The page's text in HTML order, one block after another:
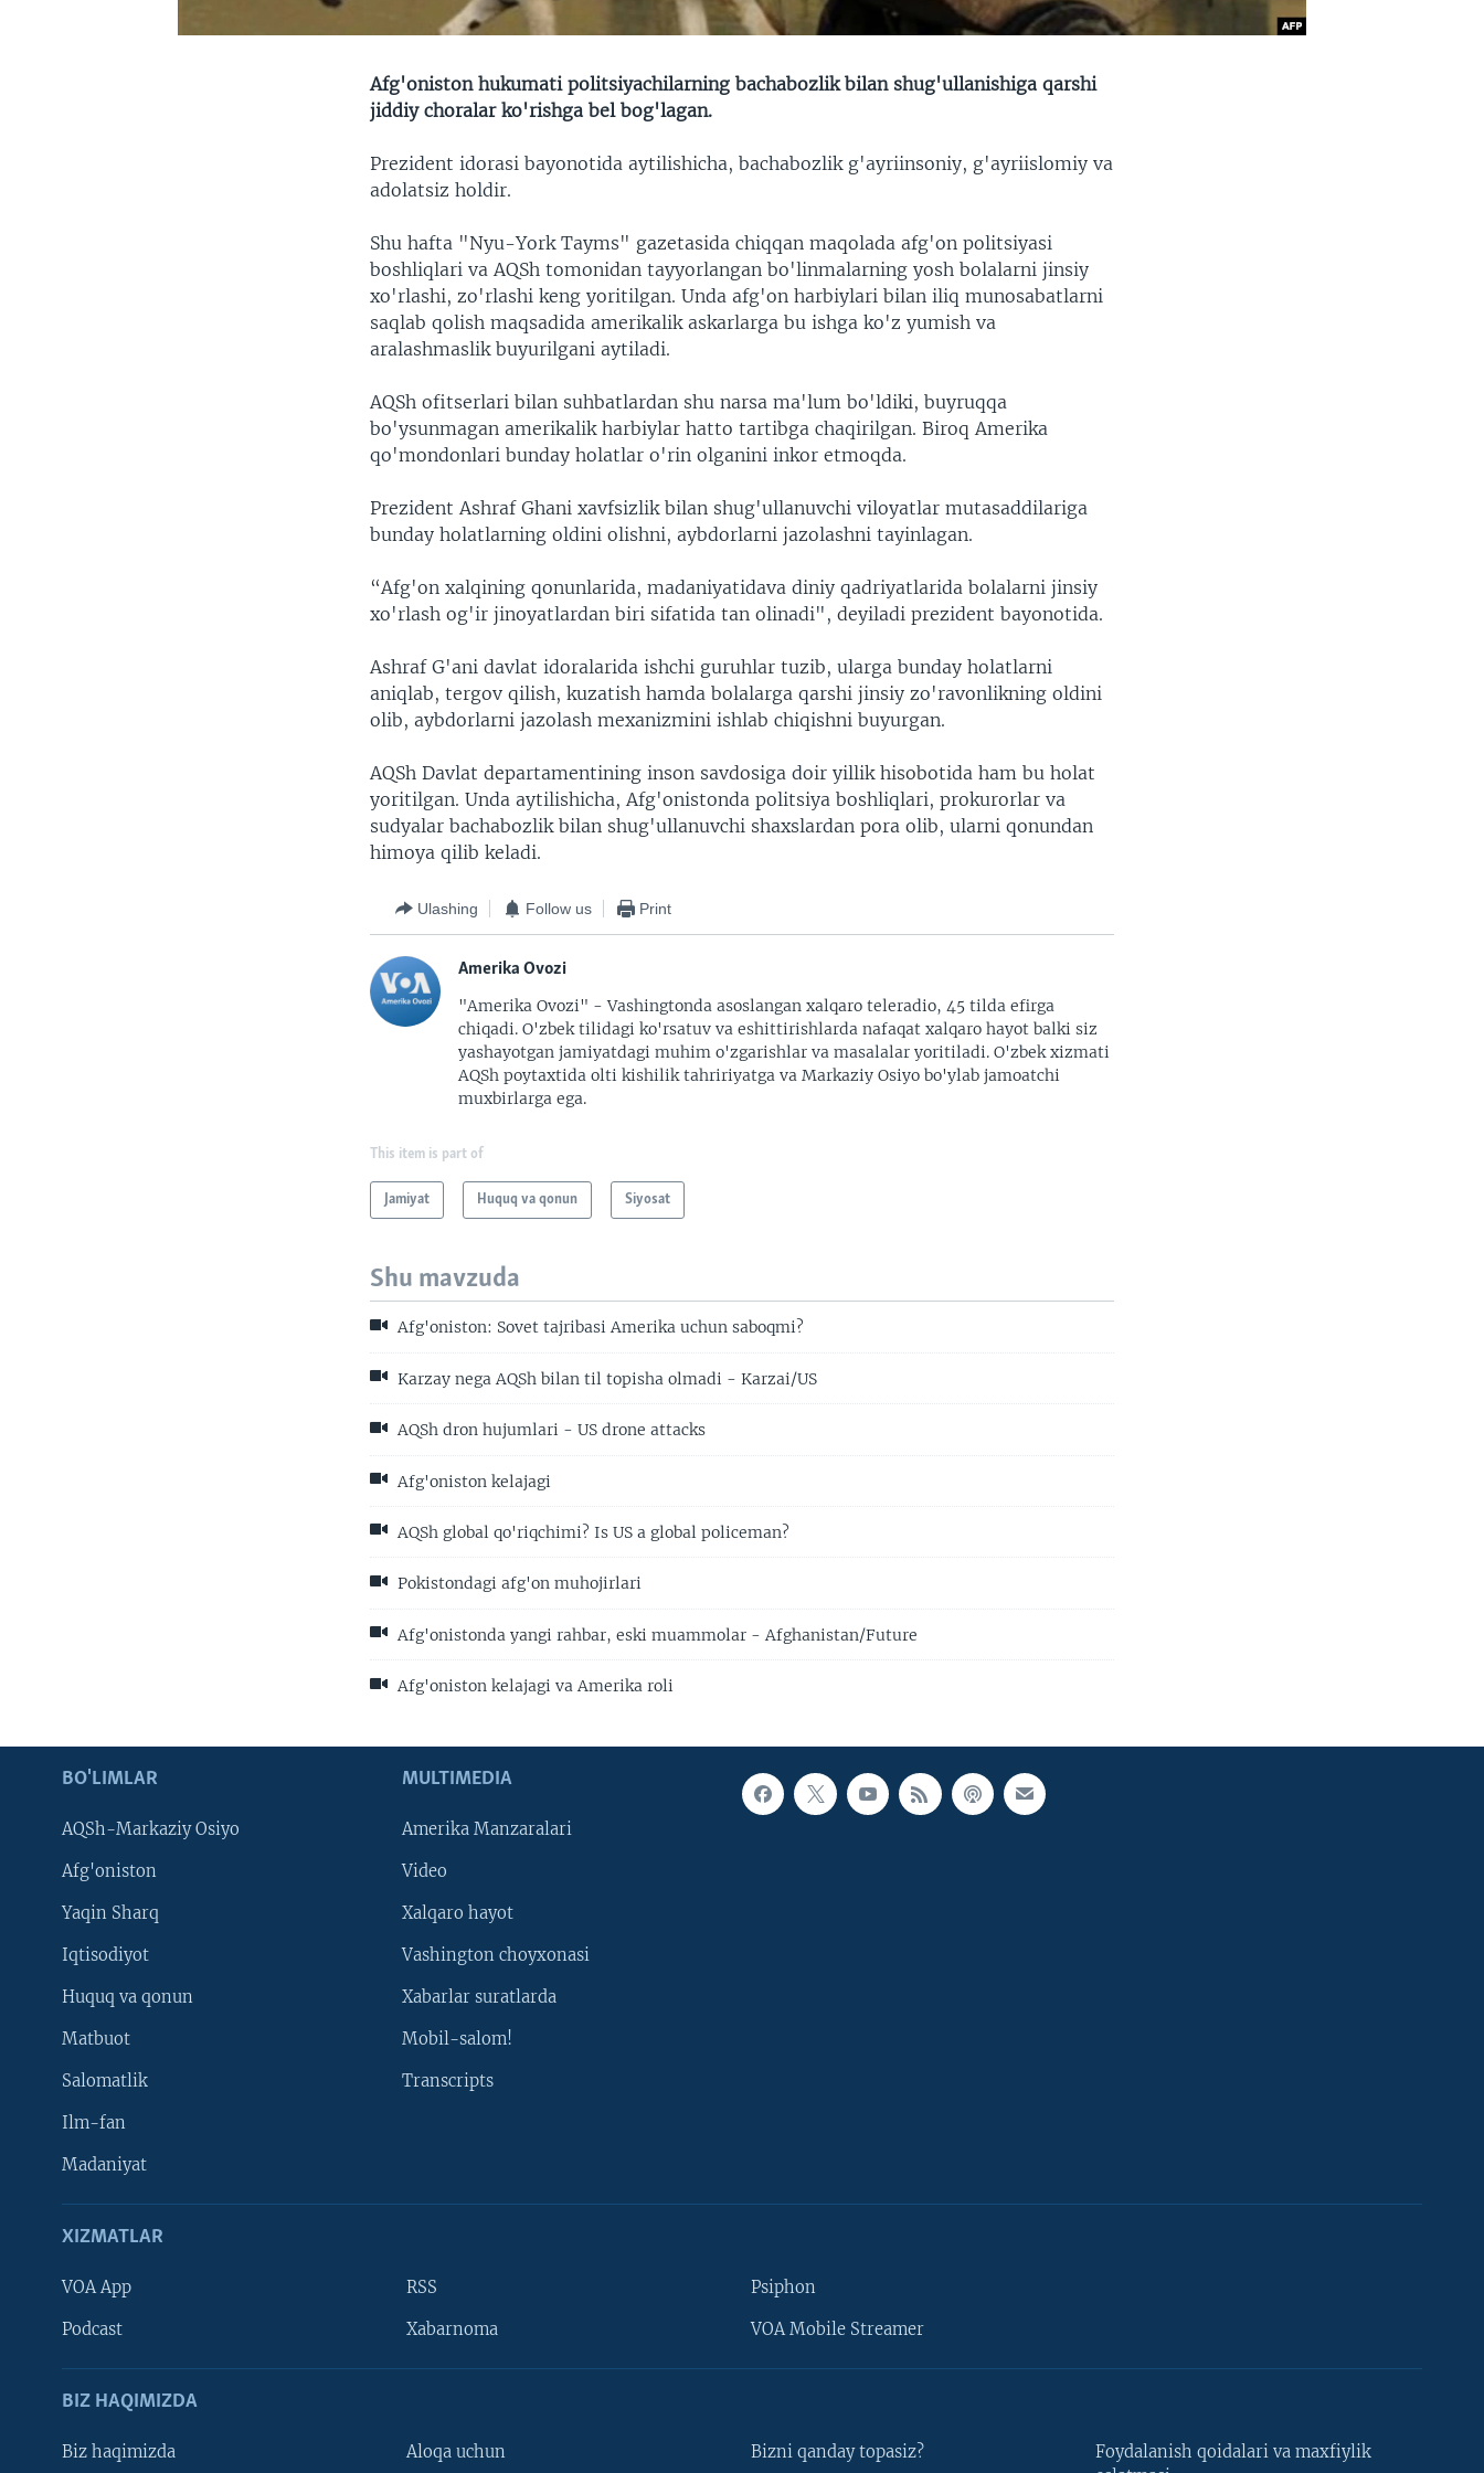
Afg'oniston hukumati politsiyachilarning bachabozlik bilan shug'ullanishiga qarshi
jiddiy choralar ko'rishga bel bog'lagan.
Prezident idorasi bayonotida aytilishicha, bachabozlik g'ayriinsoniy, g'ayriislomiy va
adolatsiz holdir.
Shu hafta "Nyu-York Tayms" gazetasida chiqqan maqolada afg'on politsiyasi
boshliqlari va AQSh tomonidan tayyorlangan bo'linmalarning yosh bolalarni jinsiy
xo'rlashi, zo'rlashi keng yoritilgan. Unda afg'on harbiylari bilan iliq munosabatlarni
saqlab qolish maqsadida amerikalik askarlarga bu ishga ko'z yumish va
aralashmaslik buyurilgani aytiladi.
AQSh ofitserlari bilan suhbatlardan shu narsa ma'lum bo'ldiki, buyruqqa
bo'ysunmagan amerikalik harbiylar hatto tartibga chaqirilgan. Biroq Amerika
qo'mondonlari bunday holatlar o'rin olganini inkor etmoqda.
Prezident Ashraf Ghani xavfsizlik bilan shug'ullanuvchi viloyatlar mutasaddilariga
bunday holatlarning oldini olishni, aybdorlarni jazolashni tayinlagan.
“Afg'on xalqining qonunlarida, madaniyatidava diniy qadriyatlarida bolalarni jinsiy
xo'rlash og'ir jinoyatlardan biri sifatida tan olinadi", deyiladi prezident bayonotida.
Ashraf G'ani davlat idoralarida ishchi guruhlar tuzib, ularga bunday holatlarni
aniqlab, tergov qilish, kuzatish hamda bolalarga qarshi jinsiy zo'ravonlikning oldini
olib, aybdorlarni jazolash mexanizmini ishlab chiqishni buyurgan. ​
AQSh Davlat departamentining inson savdosiga doir yillik hisobotida ham bu holat
yoritilgan. Unda aytilishicha, Afg'onistonda politsiya boshliqlari, prokurorlar va
sudyalar bachabozlik bilan shug'ullanuvchi shaxslardan pora olib, ularni qonundan
himoya qilib keladi.
Ulashing Follow us Print
Amerika Ovozi
"Amerika Ovozi" - Vashingtonda asoslangan xalqaro teleradio, 45 tilda efirga
chiqadi. O'zbek tilidagi ko'rsatuv va eshittirishlarda nafaqat xalqaro hayot balki siz
yashayotgan jamiyatdagi muhim o'zgarishlar va masalalar yoritiladi. O'zbek xizmati
AQSh poytaxtida olti kishilik tahririyatga va Markaziy Osiyo bo'ylab jamoatchi
muxbirlarga ega.
This item is part of
Jamiyat Huquq va qonun Siyosat
Shu mavzuda
Afg'oniston: Sovet tajribasi Amerika uchun saboqmi?
Karzay nega AQSh bilan til topisha olmadi - Karzai/US
AQSh dron hujumlari - US drone attacks
Afg'oniston kelajagi
AQSh global qo'riqchimi? Is US a global policeman?
Pokistondagi afg'on muhojirlari
Afg'onistonda yangi rahbar, eski muammolar - Afghanistan/Future
Afg'oniston kelajagi va Amerika roli
BO'LIMLAR
AQSh-Markaziy Osiyo
Afg'oniston
Yaqin Sharq
Iqtisodiyot
Huquq va qonun
Matbuot
Salomatlik
Ilm-fan
Madaniyat
MULTIMEDIA
Amerika Manzaralari
Video
Xalqaro hayot
Vashington choyxonasi
Xabarlar suratlarda
Mobil-salom!
Transcripts
XIZMATLAR
VOA App
Podcast
RSS
Xabarnoma
Psiphon
VOA Mobile Streamer
BIZ HAQIMIZDA
Biz haqimizda Aloqa uchun Bizni qanday topasiz?
Foydalanish qoidalari va maxfiylik